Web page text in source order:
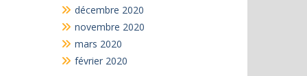
décembre 2020
novembre 2020
mars 2020
février 2020